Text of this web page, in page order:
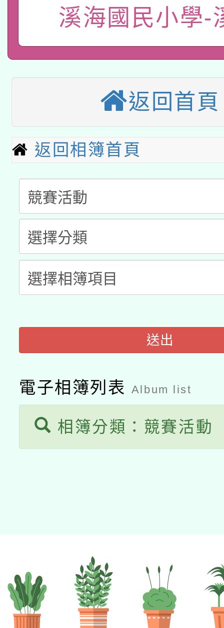
年度健康促進學校輔導
業成長研習」實施計畫
原住民族教育政策研討
族教育國際趨勢與發展
轉知教育部國民及學前
方素養工作坊新北場」
族語言臺北學習中心
「族語學習班」招生簡
轉知有關國立成功大學
文教學共融平台-教案
件」活動簡章
教育部國民及學前教
年度COVID-19疫苗接
接種對象擴大為「滿6
月28日止
轉知經濟部水利署委託
業技術研究院辦理「
用水績優單位及節水達
動」
115年8月22日(星期六
桃園市孔廟祈福系列
開 智慧啟航」
2026年桃園地景藝術
「2026桃園藝術巡演
關事宜
轉知教育部國民及學前
國立臺灣師範大學辦理
年度健康促進學校輔導
業成長研習」實施計畫
函轉國家教育研究院中
原住民族教育政策研討
族教育國際趨勢與發展
轉知教育部國民及學前
新北市政府教育局辦理
方素養工作坊新北場」
函轉國立臺灣師範大學
「族語學習班」招生簡
文教學共融平台-教案
教育部國民及學前教
接種對象擴大為「滿6
接種之民眾」措施，延
月28日止
溪海國民小學-
返回首頁
返回相簿首頁
送出
電子相簿列表 Album list
相簿分類：競賽活動